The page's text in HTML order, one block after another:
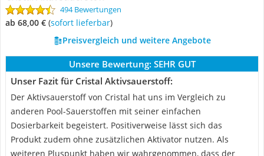
494 Bewertungen
ab 68,00 € ( Sofort lieferbar)
Preisvergleich und weitere Angebote
Unsere Bewertung: SEHR GUT
Unser Fazit für Cristal Aktivsauerstoff:
Der Aktivsauerstoff von Cristal hat uns im Vergleich zu
anderen Pool-Sauerstoffen mit seiner einfachen
Dosierbarkeit begeistert. Positiverweise lässt sich das
Produkt zudem ohne zusätzlichen Aktivator nutzen. Als
weiteren Pluspunkt haben wir wahrgenommen, dass der